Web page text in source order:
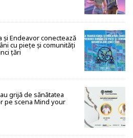
și Endeavor conectează
cu piețe și comunități
țări
grijă de sănătatea
pe scena Mind your